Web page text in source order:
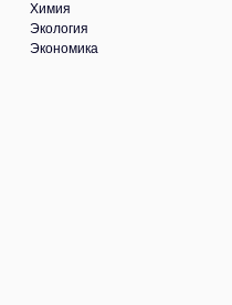
Химия
Экология
Экономика